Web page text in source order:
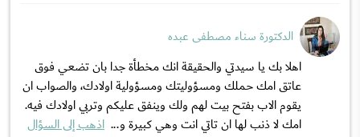
الدكتورة سناء مصطفى عبده
اهلا بك يا سيدتي والحقيقة انك مخطأة جدا بان تضعي فوق
عاتق امك حملك ومسؤوليتك ومسؤولية اولادك، والصواب ان
يقوم الاب بفتح بيت لهم ولك وينفق عليكم وتربي اولادك فيه.
امك لا ذنب لها ان تاتي انت وهي كبيرة و... اذهب إلى السؤال